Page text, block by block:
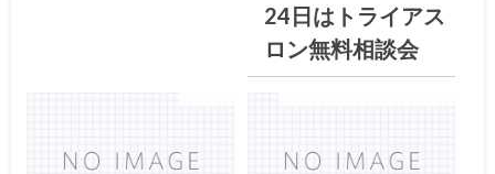
24日はトライアス
ロン無料相談会